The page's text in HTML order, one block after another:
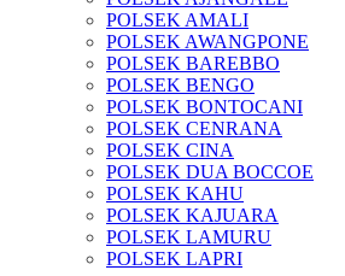
POLSEK AMALI
POLSEK AWANGPONE
POLSEK BAREBBO
POLSEK BENGO
POLSEK BONTOCANI
POLSEK CENRANA
POLSEK CINA
POLSEK DUA BOCCOE
POLSEK KAHU
POLSEK KAJUARA
POLSEK LAMURU
POLSEK LAPRI